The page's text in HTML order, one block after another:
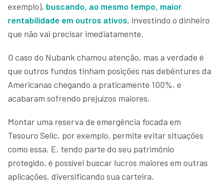
exemplo), buscando, ao mesmo tempo, maior
rentabilidade em outros ativos, investindo o dinheiro
que não vai precisar imediatamente.
O caso do Nubank chamou atenção, mas a verdade é
que outros fundos tinham posições nas debêntures da
Americanas chegando a praticamente 100%, e
acabaram sofrendo prejuízos maiores.
Montar uma reserva de emergência focada em
Tesouro Selic, por exemplo, permite evitar situações
como essa. E, tendo parte do seu patrimônio
protegido, é possível buscar lucros maiores em outras
aplicações, diversificando sua carteira.